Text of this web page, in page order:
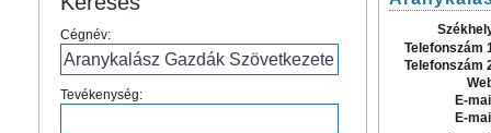
Cégnév:
Tevékenység:
Telefonszám
Telefonszám
E-
E-